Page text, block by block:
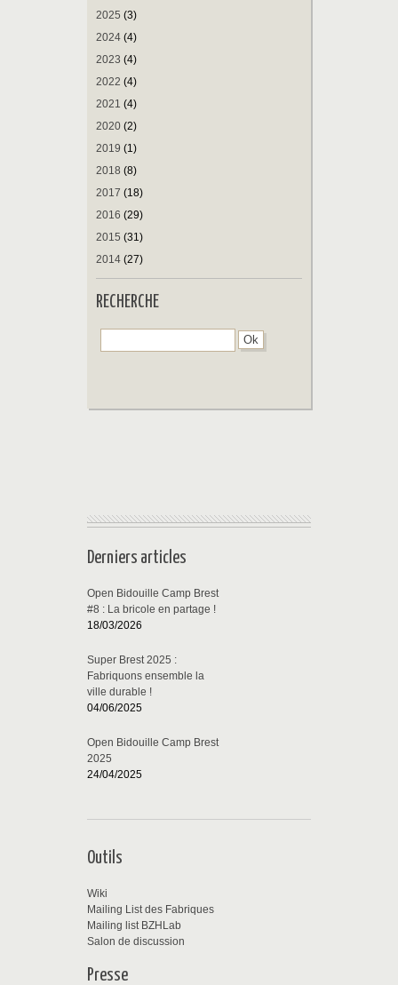
2025 (3)
2024 (4)
2023 (4)
2022 (4)
2021 (4)
2020 (2)
2019 (1)
2018 (8)
2017 (18)
2016 (29)
2015 (31)
2014 (27)
RECHERCHE
Derniers articles
Open Bidouille Camp Brest
#8 : La bricole en partage !
18/03/2026
Super Brest 2025 :
Fabriquons ensemble la
ville durable !
04/06/2025
Open Bidouille Camp Brest
2025
24/04/2025
Outils
Wiki
Mailing List des Fabriques
Mailing list BZHLab
Salon de discussion
Presse